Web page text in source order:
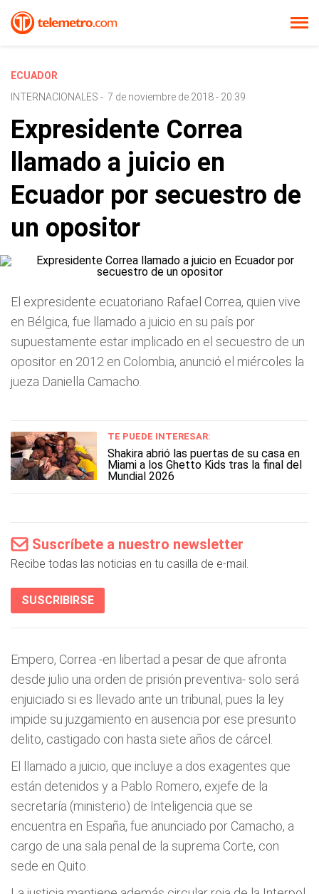
ECUADOR
INTERNACIONALES - 7 de noviembre de 2018 - 20:39
Expresidente Correa
llamado a juicio en
Ecuador por secuestro de
un opositor
El expresidente ecuatoriano Rafael Correa, quien vive
en Bélgica, fue llamado a juicio en su país por
supuestamente estar implicado en el secuestro de un
opositor en 2012 en Colombia, anunció el miércoles la
jueza Daniella Camacho.
TE PUEDE INTERESAR:
Shakira abrió las puertas de su casa en
Miami a los Ghetto Kids tras la final del
Mundial 2026
Suscríbete a nuestro newsletter
Recibe todas las noticias en tu casilla de e-mail.
SUSCRIBIRSE
Empero, Correa -en libertad a pesar de que afronta
desde julio una orden de prisión preventiva- solo será
enjuiciado si es llevado ante un tribunal, pues la ley
impide su juzgamiento en ausencia por ese presunto
delito, castigado con hasta siete años de cárcel.
El llamado a juicio, que incluye a dos exagentes que
están detenidos y a Pablo Romero, exjefe de la
secretaría (ministerio) de Inteligencia que se
encuentra en España, fue anunciado por Camacho, a
cargo de una sala penal de la suprema Corte, con
sede en Quito.